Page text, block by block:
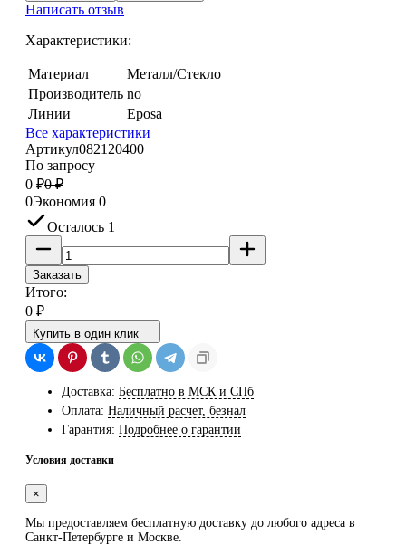
Написать отзыв
Характеристики:
Материал
Металл/Стекло
Производитель no
Линии
Eposa
Все характеристики
Артикул082120400
По запросу
0 ₽0 ₽
0Экономия 0
Осталось 1
Заказать
Итого:
0 ₽
Купить в один клик
Доставка: Бесплатно в МСК и СПб
Оплата: Наличный расчет, безнал
Гарантия: Подробнее о гарантии
Условия доставки
×
Мы предоставляем бесплатную доставку до любого адреса в
Санкт-Петербурге и Москве.